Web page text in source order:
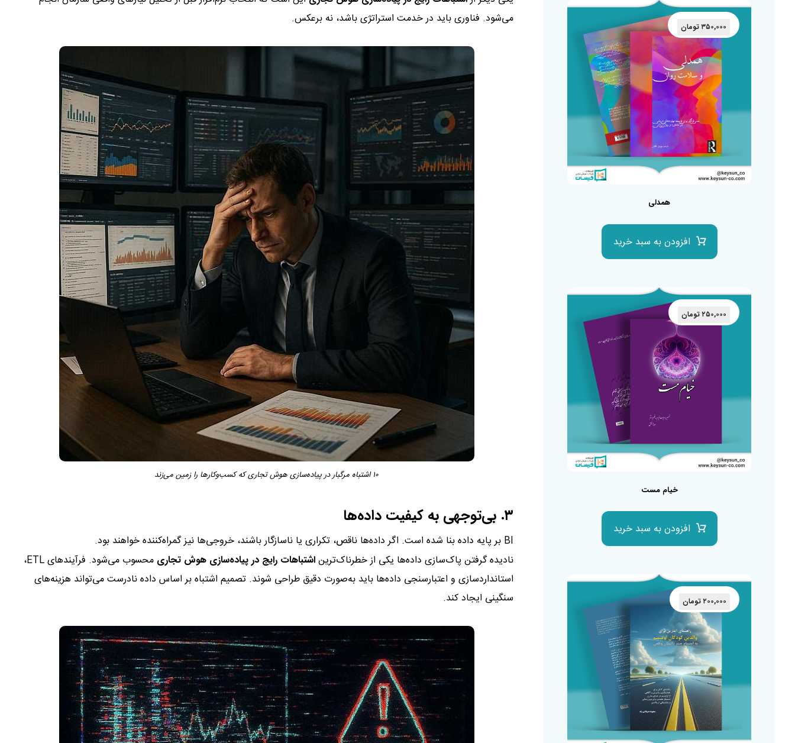
می‌شود. فناوری باید در خدمت استراتژی باشد، نه برعکس.
۱۰ اشتباه مرگبار در پیاده‌سازی هوش تجاری که کسب‌وکارها را زمین می‌زند
۳. بی‌توجهی به کیفیت داده‌ها
BI بر پایه داده بنا شده است. اگر داده‌ها ناقص، تکراری یا ناسازگار باشند، خروجی‌ها نیز گمراه‌کننده خواهند بود.
نادیده گرفتن پاک‌سازی داده‌ها یکی از خطرناک‌تریناشتباهات رایج در پیاده‌سازی هوش تجاری
محسوب می‌شود. فرآیندهای ETL،
استانداردسازی و اعتبارسنجی داده‌ها باید به‌صورت دقیق طراحی شوند. تصمیم اشتباه بر اساس داده نادرست می‌تواند هزینه‌های
سنگینی ایجاد کند.
همدلی
۳۵۰,۰۰۰ تومان
افزودن به سبد خرید
خیام مست
۲۵۰,۰۰۰ تومان
افزودن به سبد خرید
۲۰۰,۰۰۰ تومان